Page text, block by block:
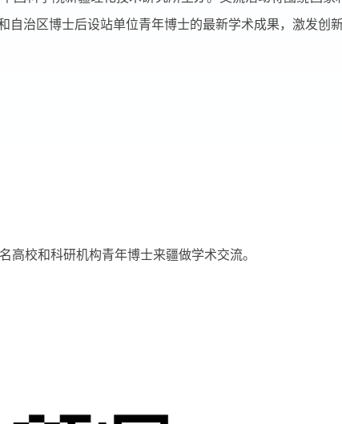
治区博士后设站单位青年博士的最新学术成果，激发创
校和科研机构青年博士来疆做学术交流。